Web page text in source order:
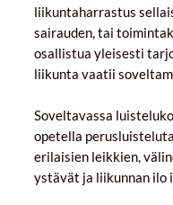
liikuntaharrastus
sairauden, tai
osallistua yleisesti
liikunta vaatii
Soveltavassa
ope­tella
erilaisien leikkien,
ystävät ja liikunnan ilo